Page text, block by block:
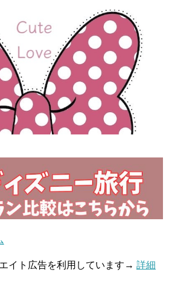
イト広告を利用しています→ 詳細